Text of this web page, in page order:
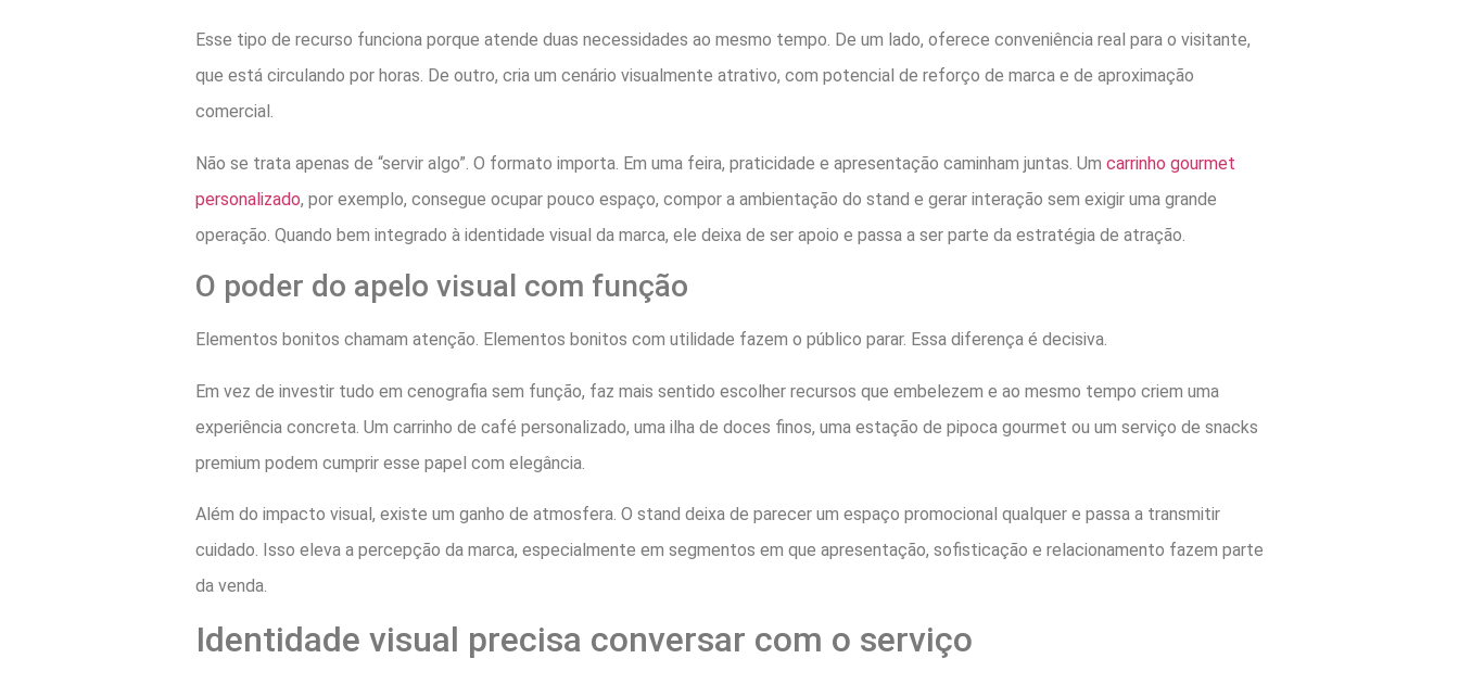
Esse tipo de recurso funciona porque atende duas necessidades ao mesmo tempo. De um lado, oferece conveniência real para o visitante,
que está circulando por horas. De outro, cria um cenário visualmente atrativo, com potencial de reforço de marca e de aproximação
comercial.
Não se trata apenas de “servir algo”. O formato importa. Em uma feira, praticidade e apresentação caminham juntas. Um carrinho gourmet
personalizado, por exemplo, consegue ocupar pouco espaço, compor a ambientação do stand e gerar interação sem exigir uma grande
operação. Quando bem integrado à identidade visual da marca, ele deixa de ser apoio e passa a ser parte da estratégia de atração.
O poder do apelo visual com função
Elementos bonitos chamam atenção. Elementos bonitos com utilidade fazem o público parar. Essa diferença é decisiva.
Em vez de investir tudo em cenografia sem função, faz mais sentido escolher recursos que embelezem e ao mesmo tempo criem uma
experiência concreta. Um carrinho de café personalizado, uma ilha de doces finos, uma estação de pipoca gourmet ou um serviço de snacks
premium podem cumprir esse papel com elegância.
Além do impacto visual, existe um ganho de atmosfera. O stand deixa de parecer um espaço promocional qualquer e passa a transmitir
cuidado. Isso eleva a percepção da marca, especialmente em segmentos em que apresentação, sofisticação e relacionamento fazem parte
da venda.
Identidade visual precisa conversar com o serviço